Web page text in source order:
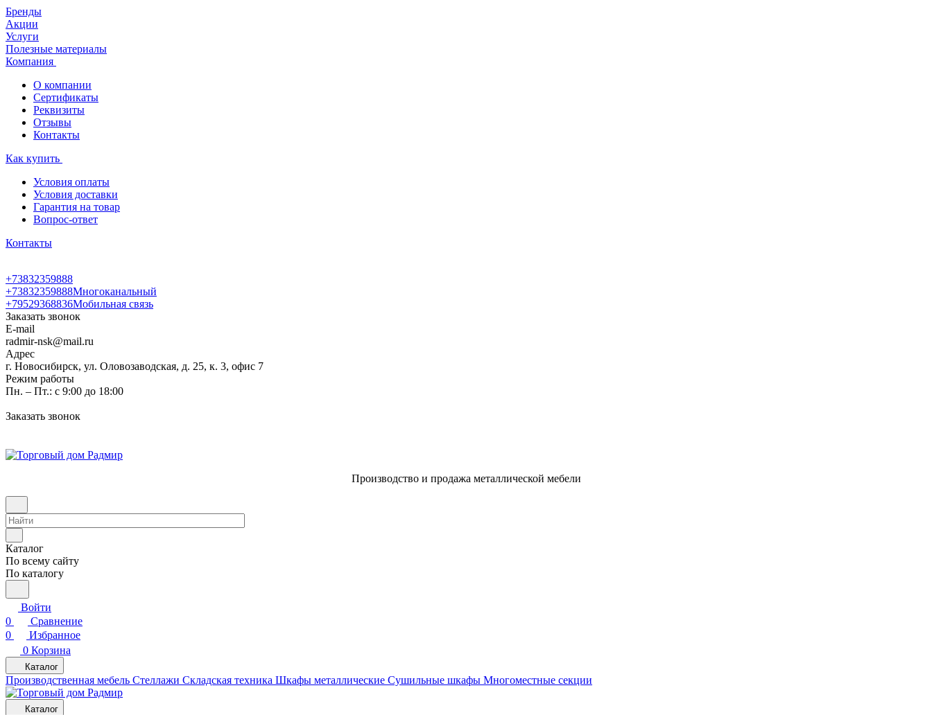
Бренды
Акции
Услуги
Полезные материалы
Компания
О компании
Сертификаты
Реквизиты
Отзывы
Контакты
Как купить
Условия оплаты
Условия доставки
Гарантия на товар
Вопрос-ответ
Контакты
+73832359888
+73832359888Многоканальный
+79529368836Мобильная связь
Заказать звонок
E-mail
radmir-nsk@mail.ru
Адрес
г. Новосибирск, ул. Оловозаводская, д. 25, к. 3, офис 7
Режим работы
Пн. – Пт.: с 9:00 до 18:00
Заказать звонок
Производство и продажа металлической мебели
Каталог
По всему сайту
По каталогу
Войти
0
Сравнение
0
Избранное
0 Корзина
Каталог
Производственная мебель Cтеллажи Складская техника Шкафы металлические Cушильные шкафы Многоместные секции
Каталог